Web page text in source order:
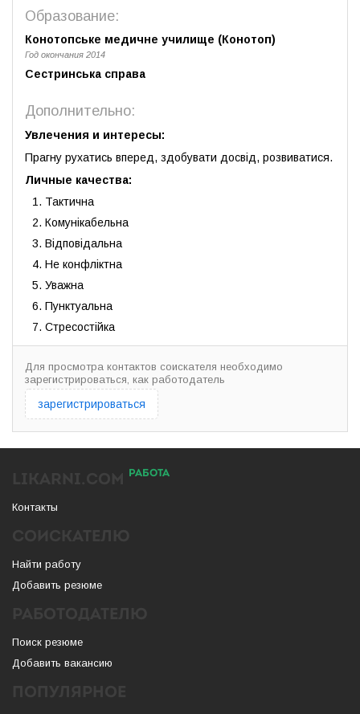
Образование:
Конотопське медичне училище (Конотоп)
Год окончания 2014
Сестринська справа
Дополнительно:
Увлечения и интересы:
Прагну рухатись вперед, здобувати досвід, розвиватися.
Личные качества:
Тактична
Комунікабельна
Відповідальна
Не конфліктна
Уважна
Пунктуальна
Стресостійка
Для просмотра контактов соискателя необходимо
зарегистрироваться, как работодатель
зарегистрироваться
РАБОТА
Контакты
Найти работу
Добавить резюме
Поиск резюме
Добавить вакансию